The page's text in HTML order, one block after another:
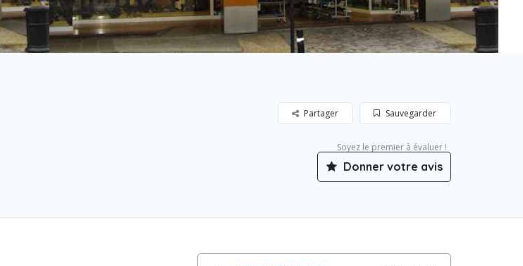
Sauvegarder
Partager
Soyez le premier à évaluer !
Donner votre avis